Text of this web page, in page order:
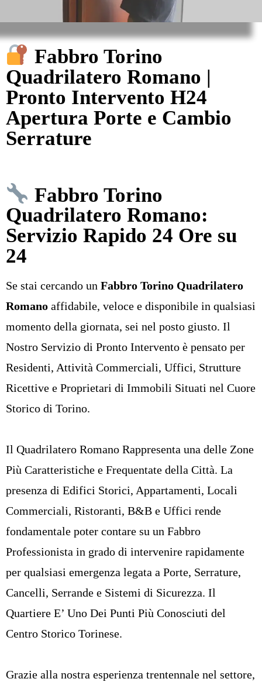
Fabbro Torino
Quadrilatero Romano |
Pronto Intervento H24
Apertura Porte e Cambio
Serrature
Fabbro Torino
Quadrilatero Romano:
Servizio Rapido 24 Ore su
24
Se stai cercando un Fabbro Torino Quadrilatero
Romano affidabile, veloce e disponibile in qualsiasi
momento della giornata, sei nel posto giusto. Il
Nostro Servizio di Pronto Intervento è pensato per
Residenti, Attività Commerciali, Uffici, Strutture
Ricettive e Proprietari di Immobili Situati nel Cuore
Storico di Torino.
Il Quadrilatero Romano Rappresenta una delle Zone
Più Caratteristiche e Frequentate della Città. La
presenza di Edifici Storici, Appartamenti, Locali
Commerciali, Ristoranti, B&B e Uffici rende
fondamentale poter contare su un Fabbro
Professionista in grado di intervenire rapidamente
per qualsiasi emergenza legata a Porte, Serrature,
Cancelli, Serrande e Sistemi di Sicurezza. Il
Quartiere E’ Uno Dei Punti Più Conosciuti del
Centro Storico Torinese.
Grazie alla nostra esperienza trentennale nel settore,